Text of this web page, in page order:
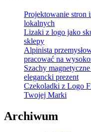
Projektowanie stron
lokalnych
Lizaki z logo jako
sklepy
Alpinista
pracować na
Szachy
elegancki prezent
Czekoladki z Logo
Twojej Marki
Archiwum